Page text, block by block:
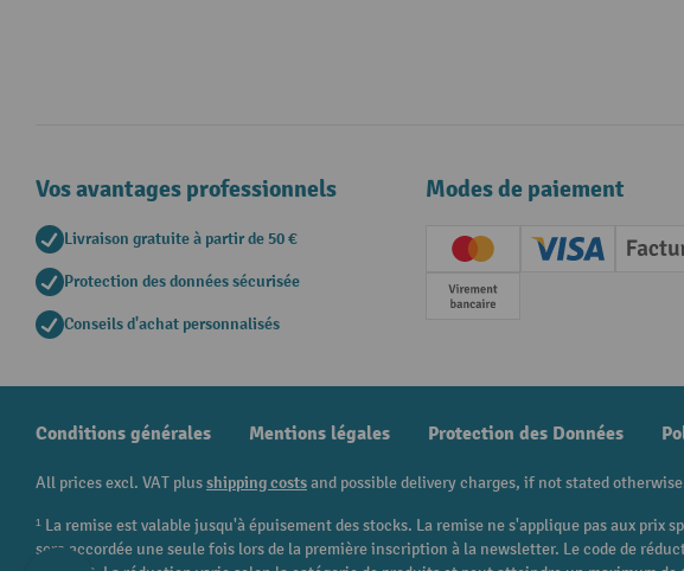
Vos avantages professionnels
Livraison gratuite à partir de 50 €
Protection des données sécurisée
Conseils d'achat personnalisés
Modes de paiement
Creditcard (Master)
Creditcard
Paiement anticipé
Conditions générales Mentions légales Protection des Données
All prices excl. VAT plusshipping costsand possible delivery charges, if not stated
¹ La remise est valable jusqu'à épuisement des stocks. La remise ne s'applique pas aux
sera accordée une seule fois lors de la première inscription à la newsletter. Le code de